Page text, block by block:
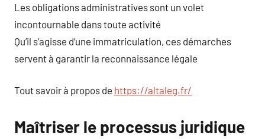
Les obligations administratives sont un volet
incontournable dans toute activité
Qu’il s’agisse d’une immatriculation, ces démarches
servent à garantir la reconnaissance légale
Tout savoir à propos de https://altaleg.fr/
Maîtriser le processus juridique